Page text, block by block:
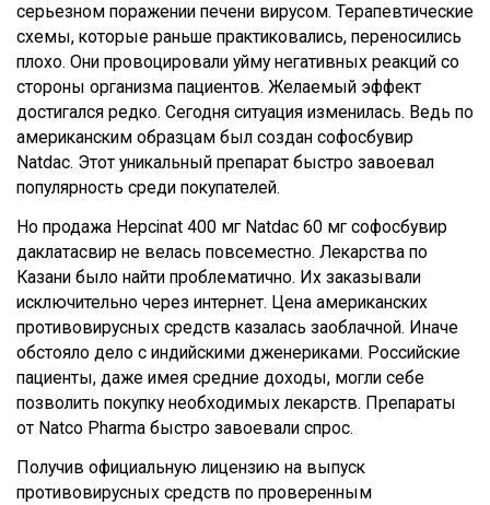
серьезном поражении печени вирусом. Терапевтические
схемы, которые раньше практиковались, переносились
плохо. Они провоцировали уйму негативных реакций со
стороны организма пациентов. Желаемый эффект
достигался редко. Сегодня ситуация изменилась. Ведь по
американским образцам был создан софосбувир
Natdac. Этот уникальный препарат быстро завоевал
популярность среди покупателей.
Но продажа Hepcinat 400 мг Natdac 60 мг софосбувир
даклатасвир не велась повсеместно. Лекарства по
Казани было найти проблематично. Их заказывали
исключительно через интернет. Цена американских
противовирусных средств казалась заоблачной. Иначе
обстояло дело с индийскими дженериками. Российские
пациенты, даже имея средние доходы, могли себе
позволить покупку необходимых лекарств. Препараты
от Natco Pharma быстро завоевали спрос.
Получив официальную лицензию на выпуск
противовирусных средств по проверенным